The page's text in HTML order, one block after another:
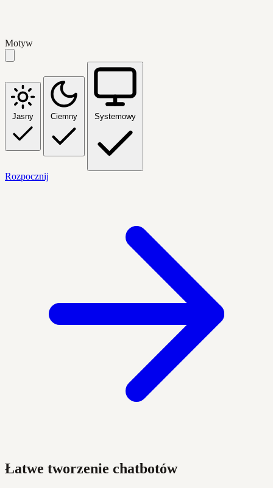
Motyw
Jasny Ciemny Systemowy
Rozpocznij
Łatwe tworzenie chatbotów